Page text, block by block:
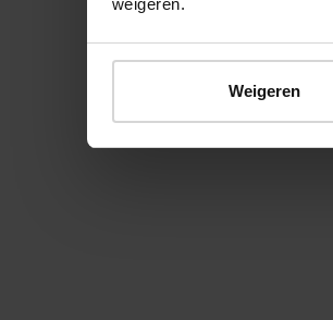
weigeren.
Weigeren
© 2026 Stichting Forten Nederland